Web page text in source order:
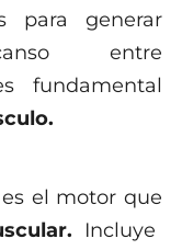
para generar
entre
fundamental
el motor que
Incluye